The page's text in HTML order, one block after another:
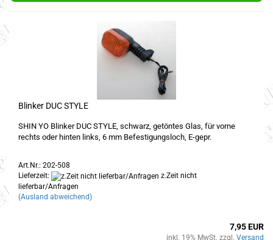
Blinker DUC STYLE
SHIN YO Blinker DUC STYLE, schwarz, getöntes Glas, für vorne
rechts oder hinten links, 6 mm Befestigungsloch, E-gepr.
Art.Nr.: 202-508
Lieferzeit:
z.Zeit nicht
lieferbar/Anfragen
(Ausland abweichend)
7,95 EUR
inkl. 19% MwSt. zzgl. Versand